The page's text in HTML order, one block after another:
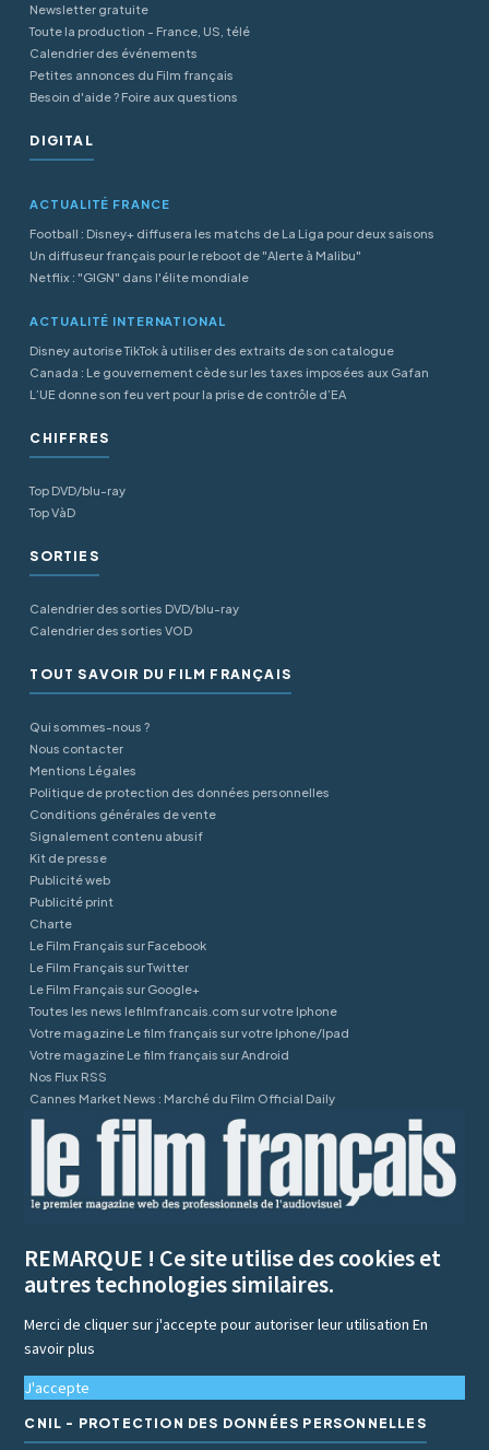
Newsletter gratuite
Toute la production - France, US, télé
Calendrier des événements
Petites annonces du Film français
Besoin d'aide ? Foire aux questions
DIGITAL
ACTUALITÉ FRANCE
Football : Disney+ diffusera les matchs de La Liga pour deux saisons
Un diffuseur français pour le reboot de "Alerte à Malibu"
Netflix : "GIGN" dans l'élite mondiale
ACTUALITÉ INTERNATIONAL
Disney autorise TikTok à utiliser des extraits de son catalogue
Canada : Le gouvernement cède sur les taxes imposées aux Gafan
L’UE donne son feu vert pour la prise de contrôle d’EA
CHIFFRES
Top DVD/blu-ray
Top VàD
SORTIES
Calendrier des sorties DVD/blu-ray
Calendrier des sorties VOD
TOUT SAVOIR DU FILM FRANÇAIS
Qui sommes-nous ?
Nous contacter
Mentions Légales
Politique de protection des données personnelles
Conditions générales de vente
Signalement contenu abusif
Kit de presse
Publicité web
Publicité print
Charte
Le Film Français sur Facebook
Le Film Français sur Twitter
Le Film Français sur Google+
Toutes les news lefilmfrancais.com sur votre Iphone
Votre magazine Le film français sur votre Iphone/Ipad
Votre magazine Le film français sur Android
Nos Flux RSS
Cannes Market News : Marché du Film Official Daily
REMARQUE ! Ce site utilise des cookies et
autres technologies similaires.
Merci de cliquer sur j'accepte pour autoriser leur utilisationEn
savoir plus
J'accepte
CNIL - PROTECTION DES DONNÉES PERSONNELLES